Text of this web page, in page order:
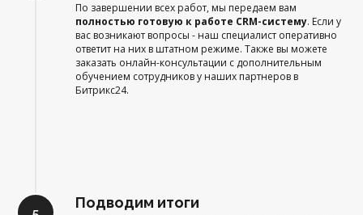
По завершении всех работ, мы передаем вам
полностью готовую к работе CRM-систему. Если у
вас возникают вопросы - наш специалист оперативно
ответит на них в штатном режиме. Также вы можете
заказать онлайн-консультации с дополнительным
обучением сотрудников у наших партнеров в
Битрикс24.
Подводим итоги